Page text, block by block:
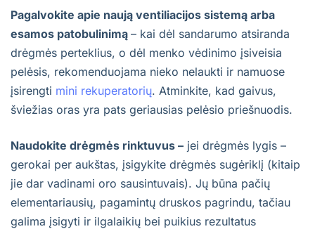
Pagalvokite apie naują ventiliacijos sistemą arba
esamos patobulinimą – kai dėl sandarumo atsiranda
drėgmės perteklius, o dėl menko vėdinimo įsiveisia
pelėsis, rekomenduojama nieko nelaukti ir namuose
įsirengti mini rekuperatorių. Atminkite, kad gaivus,
šviežias oras yra pats geriausias pelėsio priešnuodis.
Naudokite drėgmės rinktuvus – jei drėgmės lygis –
gerokai per aukštas, įsigykite drėgmės sugėriklį (kitaip
jie dar vadinami oro sausintuvais). Jų būna pačių
elementariausių, pagamintų druskos pagrindu, tačiau
galima įsigyti ir ilgalaikių bei puikius rezultatus